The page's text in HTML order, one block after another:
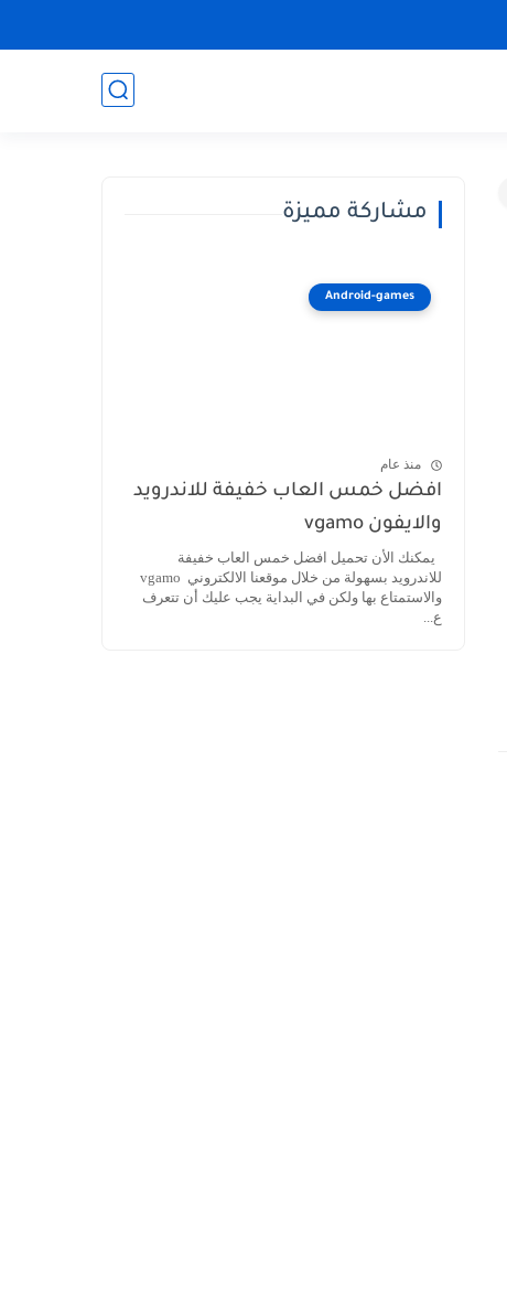
مشاركة مميزة
Android-games
منذ عام
افضل خمس العاب خفيفة للاندرويد
والايفون vgamo
يمكنك الأن تحميل افضل خمس العاب خفيفة
للاندرويد بسهولة من خلال موقعنا الالكتروني vgamo
والاستمتاع بها ولكن في البداية يجب عليك أن تتعرف
ع...